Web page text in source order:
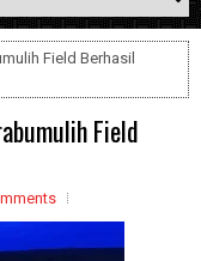
Field Berhasil
Field